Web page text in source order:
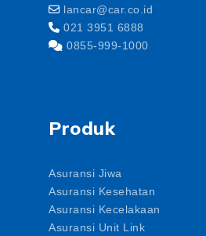
lancar@car.co.id
021 3951 6888
0855-999-1000
Produk
Asuransi Jiwa
Asuransi Kesehatan
Asuransi Kecelakaan
Asuransi Unit Link